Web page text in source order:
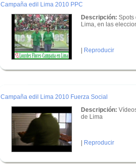
Campaña edil Lima 2010 PPC
Descripción: Spots
Lima, en las
| Reproducir
Campaña edil Lima 2010 Fuerza Social
Descripción:
de Lima
| Reproducir